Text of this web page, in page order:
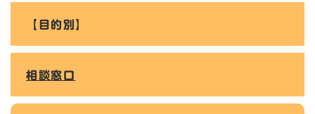
【目的別】
相談窓口